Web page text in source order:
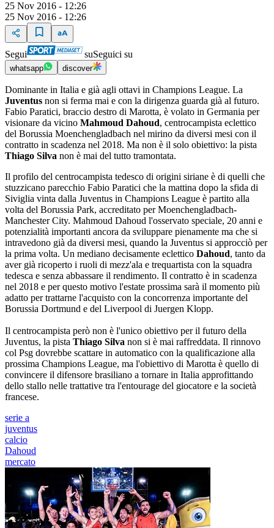
25 Nov 2016 - 12:26
25 Nov 2016 - 12:26
Segui suSeguici su
whatsapp discover
Dominante in Italia e già agli ottavi in Champions League. La
Juventus non si ferma mai e con la dirigenza guarda già al futuro.
Fabio Paratici, braccio destro di Marotta, è volato in Germania per
visionare da vicino Mahmoud Dahoud, centrocampista eclettico
del Borussia Moenchengladbach nel mirino da diversi mesi con il
contratto in scadenza nel 2018. Ma non è il solo obiettivo: la pista
Thiago Silva non è mai del tutto tramontata.
Il profilo del centrocampista tedesco di origini siriane è di quelli che
stuzzicano parecchio Fabio Paratici che la mattina dopo la sfida di
Siviglia vinta dalla Juventus in Champions League è partito alla
volta del Borussia Park, accreditato per Moenchengladbach-
Manchester City. Mahmoud Dahoud l'osservato speciale, 20 anni e
potenzialità importanti ancora da sviluppare pienamente ma che si
intravedono già da diversi mesi, quando la Juventus si approcciò per
la prima volta. Un mediano decisamente eclettico Dahoud, tanto da
aver già ricoperto i ruoli di mezz'ala e trequartista con la squadra
tedesca e senza abbassare il rendimento. Il contratto è in scadenza
nel 2018 e per questo motivo l'estate prossima sarà il momento più
adatto per trattarne l'acquisto con la concorrenza importante del
Borussia Dortmund e del Liverpool di Juergen Klopp.
Il centrocampista però non è l'unico obiettivo per il futuro della
Juventus, la pista Thiago Silva non si è mai raffreddata. Il rinnovo
col Psg dovrebbe scattare in automatico con la qualificazione alla
prossima Champions League, ma l'obiettivo di Marotta è quello di
convincere il difensore brasiliano a tornare in Italia approfittando
dello stallo nelle trattative tra l'entourage del giocatore e la società
francese.
serie a
juventus
calcio
Dahoud
mercato